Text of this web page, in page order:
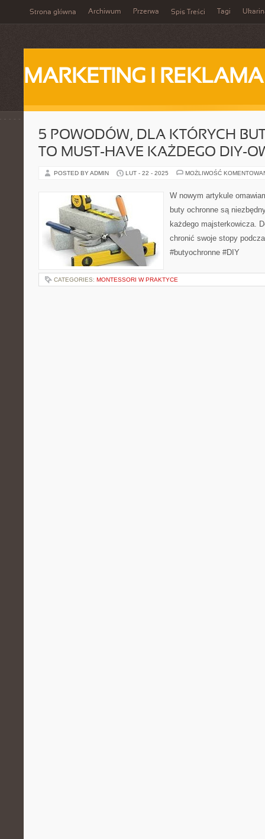
Strona główna Archiwum Przerwa Spis Treści Tagi
MARKETING I REKLAMA
5 POWODÓW, DLA KTÓRYCH
TO MUST-HAVE KAŻDEGO DIY-
POSTED BY ADMIN LUT - 22 - 2025 MOŻLIWOŚĆ
W nowym artykule
buty ochronne są
każdego majsterkowicza.
chronić swoje stopy
#butyochronne #DIY
CATEGORIES: MONTESSORI W PRAKTYCE